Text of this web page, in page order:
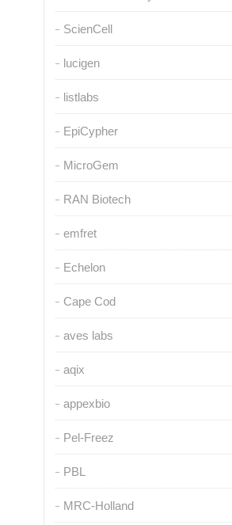
ScienCell
lucigen
listlabs
EpiCypher
MicroGem
RAN Biotech
emfret
Echelon
Cape Cod
aves labs
aqix
appexbio
Pel-Freez
PBL
MRC-Holland